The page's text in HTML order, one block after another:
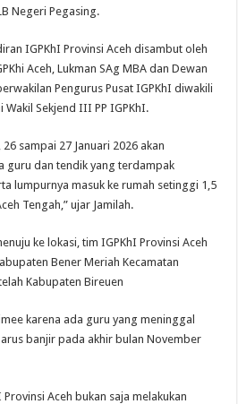
Negeri Pegasing.
IGPKhI Provinsi Aceh disambut oleh
Aceh, Lukman SAg MBA dan Dewan
Pengurus Pusat IGPKhI diwakili
Sekjend III PP IGPKhI.
sampai 27 Januari 2026 akan
guru dan tendik yang terdampak
lumpurnya masuk ke rumah setinggi 1,5
Tengah,” ujar Jamilah.
ke lokasi, tim IGPKhI Provinsi Aceh
Bener Meriah Kecamatan
Kabupaten Bireuen
karena ada guru yang meninggal
banjir pada akhir bulan November
Aceh bukan saja melakukan